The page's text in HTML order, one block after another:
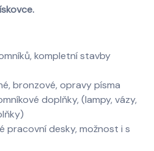
kompletní stavby
bronzové, opravy písma
doplňky, (lampy, vázy,
pracovní desky, možnost i s